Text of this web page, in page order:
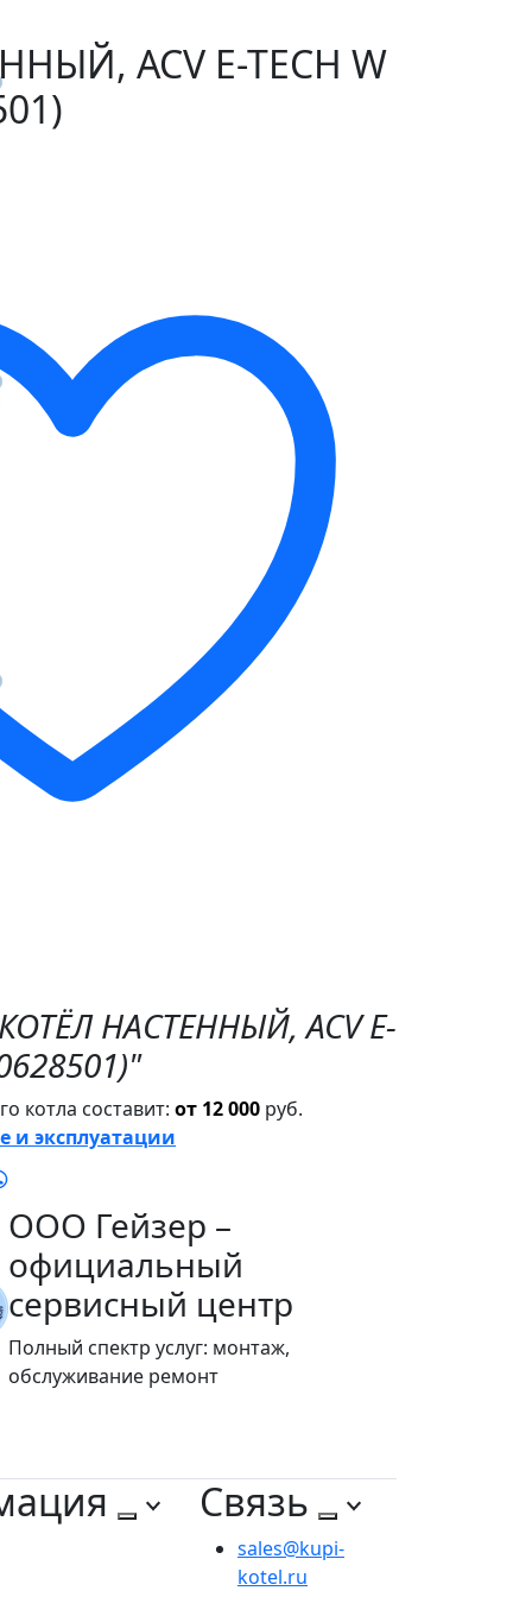
ACV E-TECH W
НАСТЕННЫЙ, ACV E-
котла составит: от 12 000 руб.
и эксплуатации
ООО Гейзер –
официальный
сервисный центр
Полный спектр услуг: монтаж,
обслуживание ремонт
Связь
sales@kupi-
kotel.ru